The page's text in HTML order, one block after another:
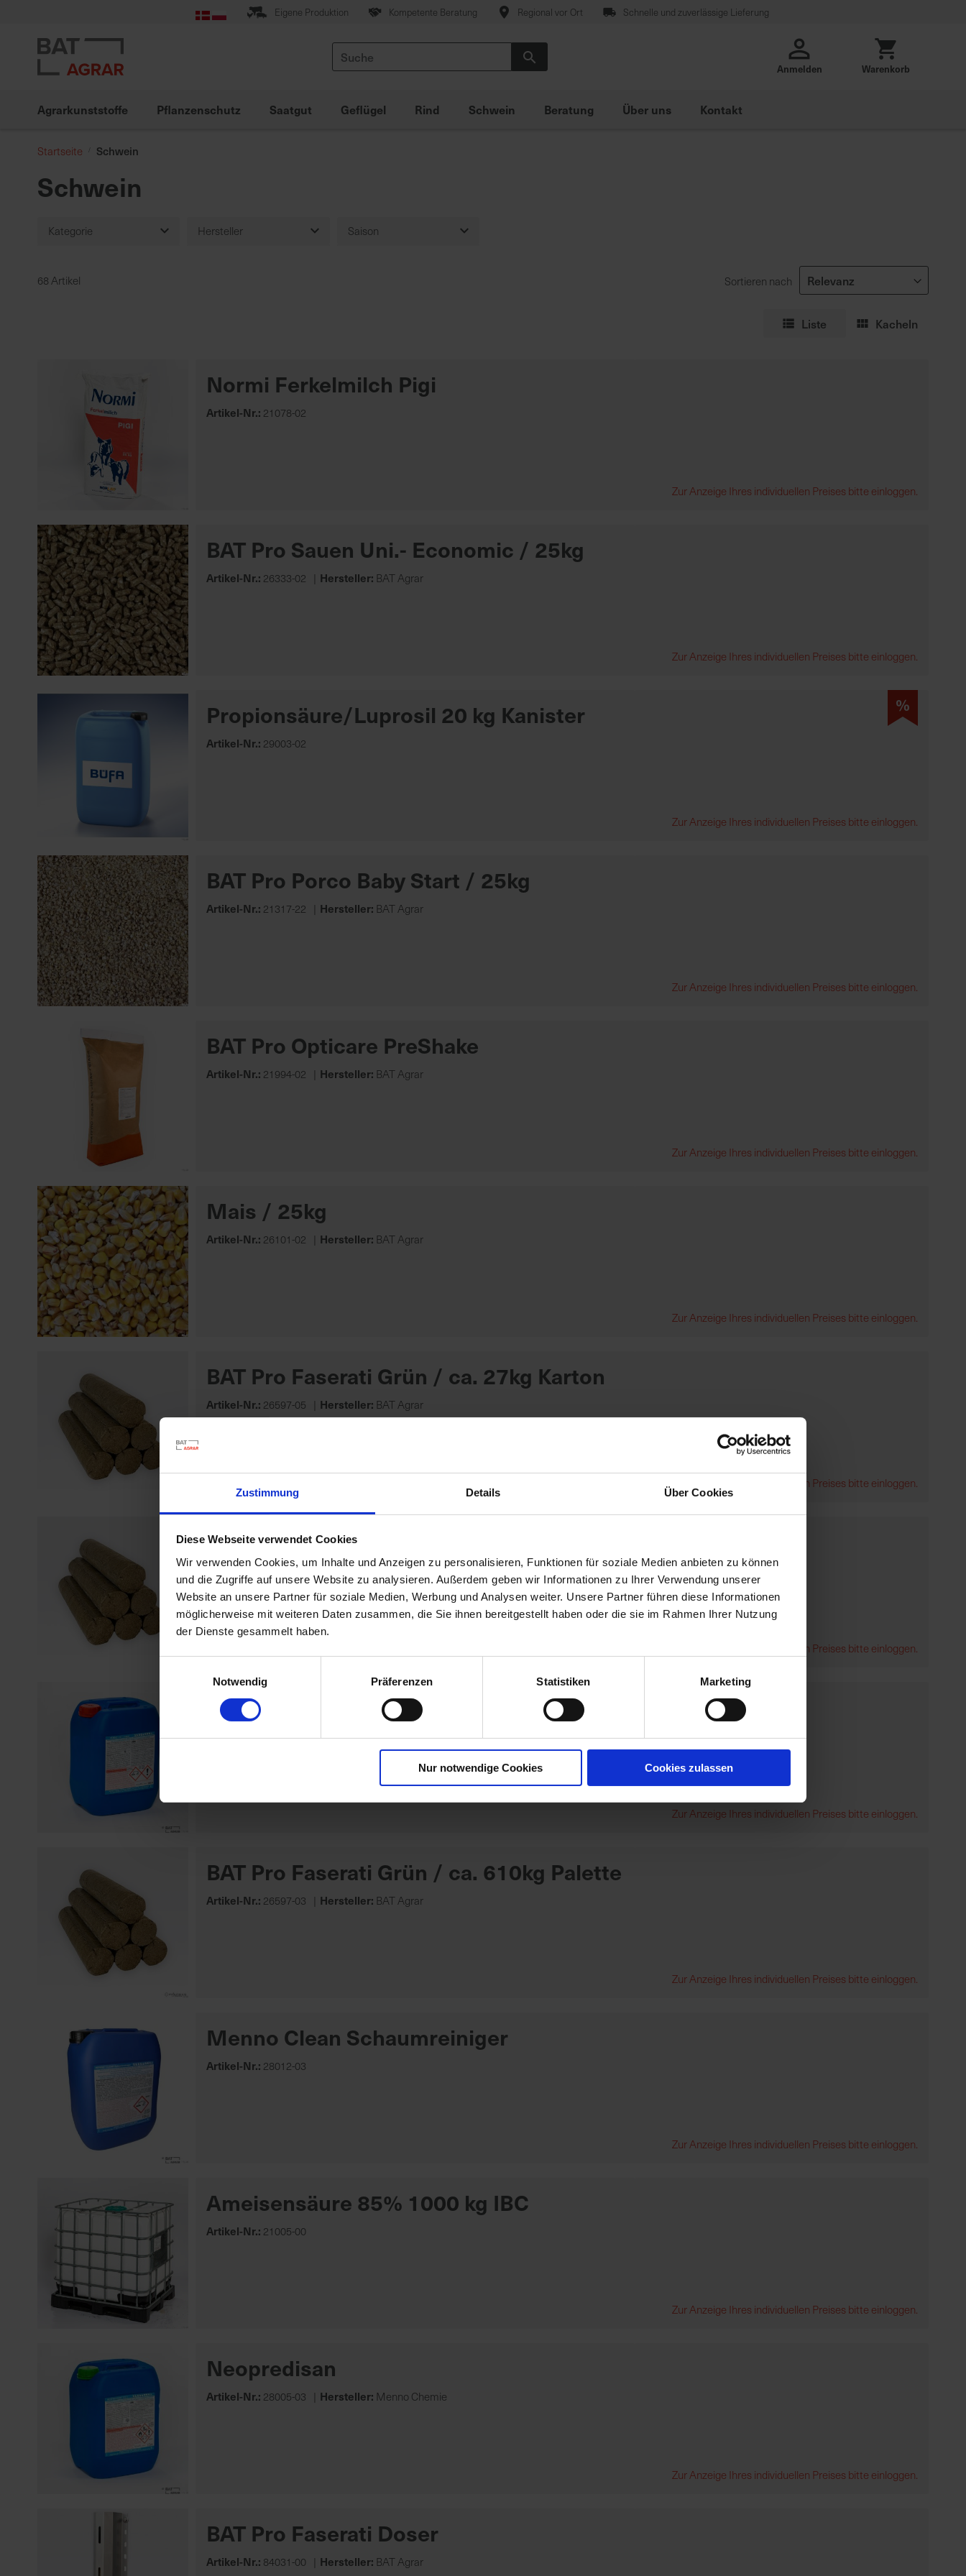
Zustimmung Details Über Cookies
Diese Webseite verwendet Cookies
Wir verwenden Cookies, um Inhalte und Anzeigen zu personalisieren, Funktionen für soziale Medien anbieten zu können
und die Zugriffe auf unsere Website zu analysieren. Außerdem geben wir Informationen zu Ihrer Verwendung unserer
Website an unsere Partner für soziale Medien, Werbung und Analysen weiter. Unsere Partner führen diese Informationen
möglicherweise mit weiteren Daten zusammen, die Sie ihnen bereitgestellt haben oder die sie im Rahmen Ihrer Nutzung
der Dienste gesammelt haben.
Notwendig
Präferenzen Statistiken Marketing
Nur notwendige Cookies Cookies zulassen
springen
Eigene Produktion Kompetente Beratung Regional vor Ort Schnelle und zuverlässige Lieferung
Suche
Anmelden Warenkorb
Agrarkunststoffe Pflanzenschutz Saatgut Geflügel Rind Schwein Beratung Über uns Kontakt
Startseite Schwein
Schwein
Kategorie
Weitere Tierarten
Agrarkunststoffe
Mehr anzeigen
Hersteller
Menno Chemie
Mehr anzeigen
Saison
68 Artikel Sortieren nach
Liste Kacheln
Normi Ferkelmilch Pigi
Artikel-Nr.: 21078-02
Zur Anzeige Ihres individuellen Preises bitte einloggen.
BAT Pro Sauen Uni.- Economic / 25kg
Artikel-Nr.: 26333-02 Hersteller: BAT Agrar
Zur Anzeige Ihres individuellen Preises bitte einloggen.
Propionsäure/Luprosil 20 kg Kanister
Artikel-Nr.: 29003-02
Zur Anzeige Ihres individuellen Preises bitte einloggen.
%
BAT Pro Porco Baby Start / 25kg
Artikel-Nr.: 21317-22 Hersteller: BAT Agrar
Zur Anzeige Ihres individuellen Preises bitte einloggen.
BAT Pro Opticare PreShake
Artikel-Nr.: 21994-02 Hersteller: BAT Agrar
Zur Anzeige Ihres individuellen Preises bitte einloggen.
Mais / 25kg
Artikel-Nr.: 26101-02 Hersteller: BAT Agrar
Zur Anzeige Ihres individuellen Preises bitte einloggen.
BAT Pro Faserati Grün / ca. 27kg Karton
Artikel-Nr.: 26597-05 Hersteller: BAT Agrar
Zur Anzeige Ihres individuellen Preises bitte einloggen.
BAT Pro Faserati / ca. 610kg Palette
Artikel-Nr.:26599-03 Hersteller:BAT Agrar
Zur Anzeige Ihres individuellen Preises bitte einloggen.
VennoVet 1 super
Artikel-Nr.:28004-03 Hersteller:Menno Chemie
Zur Anzeige Ihres individuellen Preises bitte einloggen.
BAT Pro Faserati Grün / ca. 610kg Palette
Artikel-Nr.: 26597-03 Hersteller: BAT Agrar
Zur Anzeige Ihres individuellen Preises bitte einloggen.
Menno Clean Schaumreiniger
Artikel-Nr.: 28012-03
Zur Anzeige Ihres individuellen Preises bitte einloggen.
Ameisensäure 85% 1000 kg IBC
Artikel-Nr.: 21005-00
Zur Anzeige Ihres individuellen Preises bitte einloggen.
Neopredisan
Artikel-Nr.: 28005-03 Hersteller: Menno Chemie
Zur Anzeige Ihres individuellen Preises bitte einloggen.
BAT Pro Faserati Doser
Artikel-Nr.: 84031-00 Hersteller: BAT Agrar